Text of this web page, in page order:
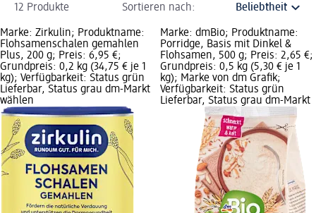
12 Produkte Sortieren nach:
Marke: Zirkulin; Produktname:
Flohsamenschalen gemahlen
Plus, 200 g; Preis: 6,95 €;
Grundpreis: 0,2 kg (34,75 € je 1
kg); Verfügbarkeit: Status grün
Lieferbar, Status grau dm-Markt
wählen
Marke: dmBio; Produktname:
Porridge, Basis mit Dinkel &
Flohsamen, 500 g; Preis: 2,65 €;
Grundpreis: 0,5 kg (5,30 € je 1
kg); Marke von dm Grafik;
Verfügbarkeit: Status grün
Lieferbar, Status grau dm-Markt